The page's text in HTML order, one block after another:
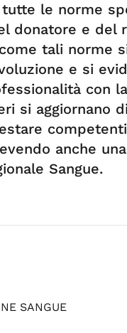
le norme
donatore e del
tali norme
e si
con
si aggiornano
anche
Sangue.
SANGUE